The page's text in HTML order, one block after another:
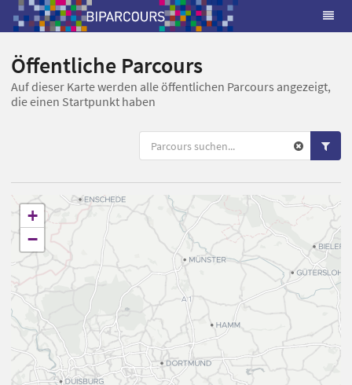
Öffentliche Parcours
Auf dieser Karte werden alle öffentlichen Parcours angezeigt,
die einen Startpunkt haben
+
−